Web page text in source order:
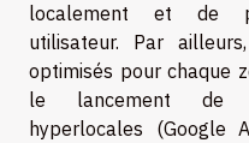
localement et de
utilisateur. Par
optimisés pour chaque
le lancement de
hyperlocales (Google